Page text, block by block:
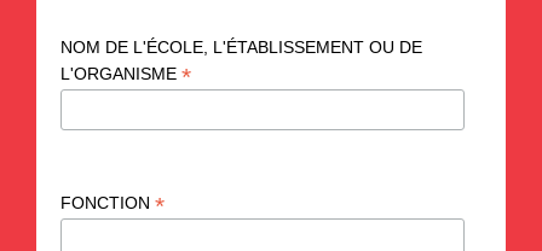
NOM DE L'ÉCOLE, L'ÉTABLISSEMENT OU DE
L'ORGANISME *
FONCTION *